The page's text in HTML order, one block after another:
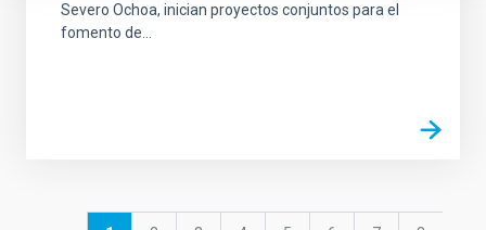
Severo Ochoa, inician proyectos conjuntos para el
fomento de...
Paginación